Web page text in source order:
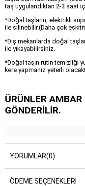
taş uygulandıktan 2-3 saat
*Doğal taşların, elektrikli
ile silinebilir.(Daha çok
*Dış mekanlarda doğal
ile yıkayabilirsiniz.
*Doğal taşın rutin temizliği
kere yapmanız yeterli
ÜRÜNLER
GÖNDERİLİR.
YORUMLAR(0)
ÖDEME SEÇENEKLERI